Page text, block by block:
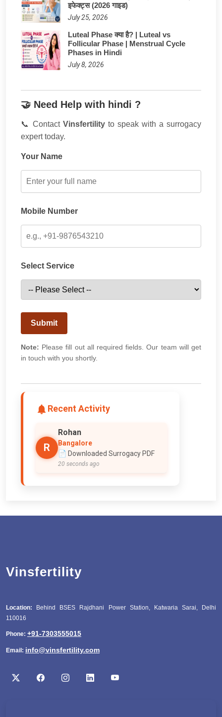
इफेक्ट्स (2026 गाइड)
July 25, 2026
Luteal Phase क्या है? | Luteal vs
Follicular Phase | Menstrual Cycle
Phases in Hindi
July 8, 2026
🤝 Need Help with hindi ?
📞 Contact Vinsfertility to speak with a surrogacy
expert today.
Your Name
Mobile Number
Select Service
Submit
Note: Please fill out all required fields. Our team will get
in touch with you shortly.
Recent Activity
R
Rohan
Bangalore
📄 Downloaded Surrogacy PDF
20 seconds ago
Vinsfertility
Location: Behind BSES Rajdhani Power Station, Katwaria Sarai, Delhi
110016
Phone: +91-7303555015
Email: info@vinsfertility.com